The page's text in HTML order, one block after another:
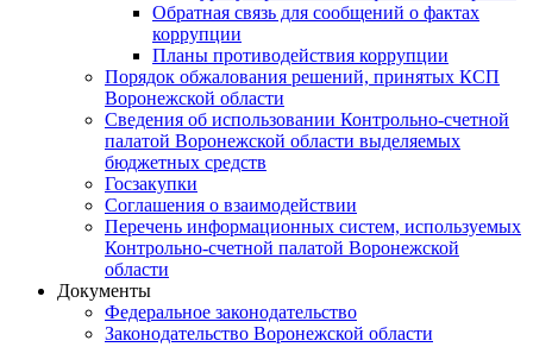
Обратная связь для сообщений о фактах
коррупции
Планы противодействия коррупции
Порядок обжалования решений, принятых КСП
Воронежской области
Сведения об использовании Контрольно-счетной
палатой Воронежской области выделяемых
бюджетных средств
Госзакупки
Соглашения о взаимодействии
Перечень информационных систем, используемых
Контрольно-счетной палатой Воронежской
области
Документы
Федеральное законодательство
Законодательство Воронежской области